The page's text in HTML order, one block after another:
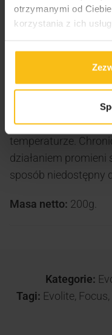
otrzymanymi od
korzystania z ich
Najlepiej spożyć
numer partii:Zobacz
Warunki
zamknięte, w
temperaturze.
działaniem promieni
sposób niedostępny
Masa netto: 200g.
Kategorie:
Tagi: Evolite, Focus,